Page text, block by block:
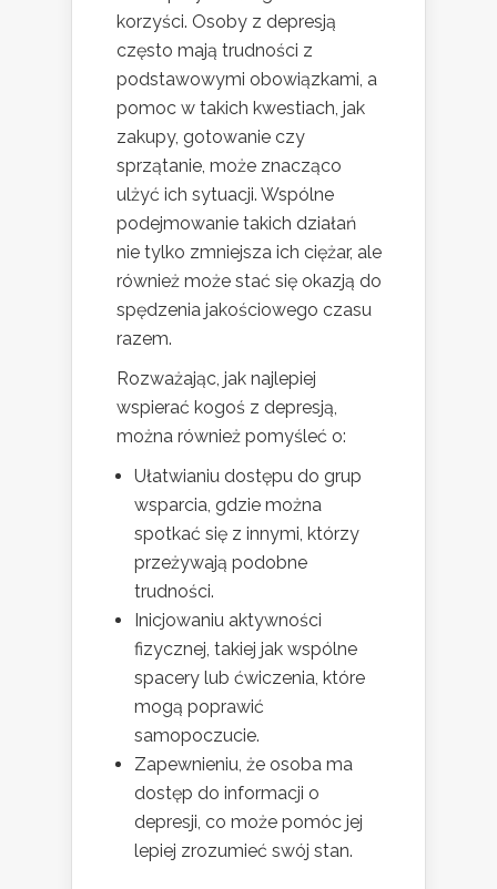
korzyści. Osoby z depresją
często mają trudności z
podstawowymi obowiązkami, a
pomoc w takich kwestiach, jak
zakupy, gotowanie czy
sprzątanie, może znacząco
ulżyć ich sytuacji. Wspólne
podejmowanie takich działań
nie tylko zmniejsza ich ciężar, ale
również może stać się okazją do
spędzenia jakościowego czasu
razem.
Rozważając, jak najlepiej
wspierać kogoś z depresją,
można również pomyśleć o:
Ułatwianiu dostępu do grup
wsparcia, gdzie można
spotkać się z innymi, którzy
przeżywają podobne
trudności.
Inicjowaniu aktywności
fizycznej, takiej jak wspólne
spacery lub ćwiczenia, które
mogą poprawić
samopoczucie.
Zapewnieniu, że osoba ma
dostęp do informacji o
depresji, co może pomóc jej
lepiej zrozumieć swój stan.